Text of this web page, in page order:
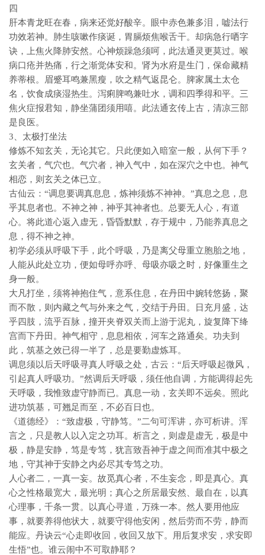
四
肝本青龙旺在春，病来还觉好酸辛。眼中赤色兼多泪，嘘法行
功效若神。肺生咳嗽作痰诞，胃膈烦焦喉舌干。却病急行哂字
诀，上焦火降肺安然。心神烦躁急须呵，此法通灵更莫过。喉
病口疮并热痛，行之渐觉体安和。肾为水府是生门，保命藏精
养蒂根。眉蹙耳鸣兼黑瘦，吹之精气返昆仑。脾家属土太仓
名，饮食成痰湿热生。泻痢脾鸣兼吐水，调和四季得和平。三
焦火症报君知，静坐蒲团须用嘻。此法通玄传上古，清凉三部
是良医。
3、太极打坐法
修炼不知玄关，无论其它。只此便如入暗室一般，从何下手？
玄关者，气穴也。气穴者，神入气中，如在深穴之中也。神气
相恋，则玄关之体已立。
古仙云：“调息要调真息息，炼神须炼不神神。”真息之息，息
乎其息者也。不神之神，神乎其神者也。总要无人心，有道
心。将此道心返入虚无，昏昏默默，存于规中，乃能养真息之
息，得不神之神。
初学必须从呼吸下手，此个呼吸，乃是离父母重立胞胎之地，
人能从此处立功，便如母呼亦呼、母吸亦吸之时，好像重生之
身一般。
大凡打坐，须将神抱住气，意系住息，在丹田中婉转悠扬，聚
而不散，则内藏之气与外来之气，交结于丹田。日充月盛，达
乎四肢，流乎百脉，撞开夹脊双关而上游于泥丸，旋复降下绛
宫而下丹田。神气相守，息息相依，河车之路通矣。功夫到
此，筑基之效已得一半了，总是要勤虚炼耳。
调息须以后天呼吸寻真人呼吸之处，古云：“后天呼吸起微风，
引起真人呼吸功。”然调后天呼吸，须任他自调，方能调得起先
天呼吸，我惟致虚守静而已。真息一动，玄关即不远矣。照此
进功筑基，可翘足而至，不必百日也。
《道德经》：“致虚极，守静笃。”二句可浑讲，亦可析讲。浑
言之，只是教人以入定之功耳。析言之，则虚是虚无，极是中
极，静是安静，笃是专笃，犹言致吾神于虚之间而准其中极之
地，守其神于安静之内必尽其专笃之功。
人心者二，一真一妄。故觅真心者，不生妄念，即是真心。真
心之性格最宽大，最光明；真心之所居最安然、最自在，以真
心理事，千条一贯。以真心寻道，万殊一本。然人要用他应
事，就要养得他状大，就要守得他安闲，然后劳而不劳，静而
能应。丹诀云“心走即收回，收回又放下。用后复求安，求安即
生悟”也。谁云闹中不可取静耶？